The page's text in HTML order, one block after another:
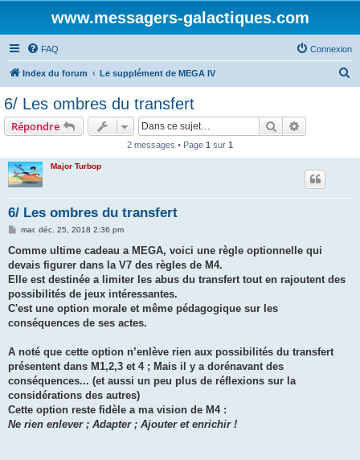
www.messagers-galactiques.com
FAQ Connexion
Index du forum Le supplément de MEGA IV
6/ Les ombres du transfert
Répondre Rechercher
2 messages • Page 1 sur 1
Major Turbop
6/ Les ombres du transfert
M
s
a
g
mar. déc. 25, 2018 2:36 pm
Comme ultime cadeau a MEGA, voici une règle optionnelle qui
devais figurer dans la V7 des règles de M4.
Elle est destinée a limiter les abus du transfert tout en rajoutent des
possibilités de jeux intéressantes.
C'est une option morale et même pédagogique sur les
conséquences de ses actes.
A noté que cette option n’enlève rien aux possibilités du transfert
présentent dans M1,2,3 et 4 ; Mais il y a dorénavant des
conséquences... (et aussi un peu plus de réflexions sur la
considérations des autres)
Cette option reste fidèle a ma vision de M4 :
Ne rien enlever ; Adapter ; Ajouter et enrichir !